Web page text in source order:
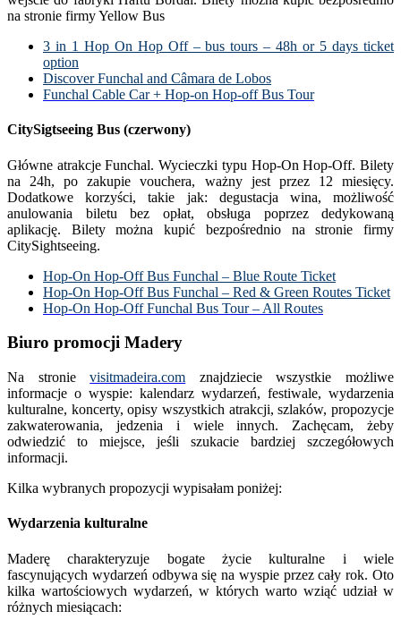
na stronie firmy Yellow Bus
3 in 1 Hop On Hop Off – bus tours – 48h or 5 days ticket
option
Discover Funchal and Câmara de Lobos
Funchal Cable Car + Hop-on Hop-off Bus Tour
CitySigtseeing Bus (czerwony)
Główne atrakcje Funchal. Wycieczki typu Hop-On Hop-Off. Bilety
na 24h, po zakupie vouchera, ważny jest przez 12 miesięcy.
Dodatkowe korzyści, takie jak: degustacja wina, możliwość
anulowania biletu bez opłat, obsługa poprzez dedykowaną
aplikację. Bilety można kupić bezpośrednio na stronie firmy
CitySightseeing.
Hop-On Hop-Off Bus Funchal – Blue Route Ticket
Hop-On Hop-Off Bus Funchal – Red & Green Routes Ticket
Hop-On Hop-Off Funchal Bus Tour – All Routes
Biuro promocji Madery
Na stronievisitmadeira.com znajdziecie wszystkie możliwe
informacje o wyspie: kalendarz wydarzeń, festiwale, wydarzenia
kulturalne, koncerty, opisy wszystkich atrakcji, szlaków, propozycje
zakwaterowania, jedzenia i wiele innych. Zachęcam, żeby
odwiedzić to miejsce, jeśli szukacie bardziej szczegółowych
informacji.
Kilka wybranych propozycji wypisałam poniżej:
Wydarzenia kulturalne
Maderę charakteryzuje bogate życie kulturalne i wiele
fascynujących wydarzeń odbywa się na wyspie przez cały rok. Oto
kilka wartościowych wydarzeń, w których warto wziąć udział w
różnych miesiącach: